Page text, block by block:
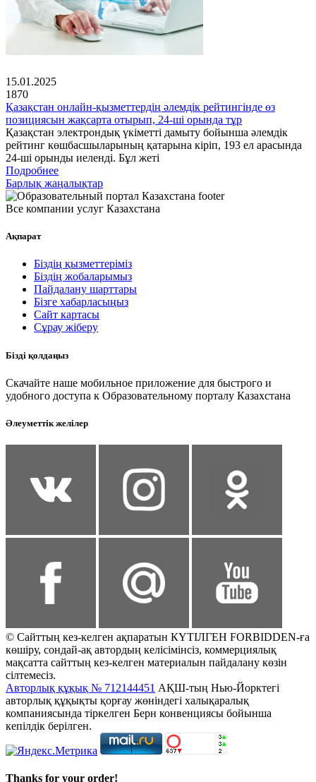
15.01.2025
1870
Қазақстан онлайн-қызметтердің әлемдік рейтингінде өз
позициясын жақсарта отырып, 24-ші орында тұр
Қазақстан электрондық үкіметті дамыту бойынша әлемдік
рейтинг көшбасшыларының қатарына кіріп, 193 ел арасында
24-ші орынды иеленді. Бұл жеті
Подробнее
Барлық жаңалықтар
Все компании услуг Казахстана
Ақпарат
Біздің қызметтеріміз
Біздің жобаларымыз
Пайдалану шарттары
Бізге хабарласыңыз
Сайт картасы
Сұрау жіберу
Бізді қолдаңыз
Скачайте наше мобильное приложение для быстрого и
удобного доступа к Образовательному порталу Казахстана
Әлеуметтік желілер
© Сайттың кез-келген ақпаратын КҮТІЛГЕН FORBIDDEN-ға
көшіру, сондай-ақ автордың келісімінсіз, коммерциялық
мақсатта сайттың кез-келген материалын пайдалану көзін
сілтемесіз.
Авторлық құқық № 712144451 АҚШ-тың Нью-Йорктегі
авторлық құқықты қорғау жөніндегі халықаралық
компаниясында тіркелген Берн конвенциясы бойынша
кепілдік берілген.
Thanks for your order!